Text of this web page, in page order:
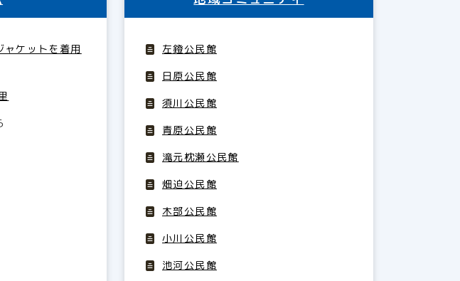
ケットを着用
左鐙公民館
日原公民館
須川公民館
青原公民館
滝元枕瀬公民館
畑迫公民館
木部公民館
小川公民館
池河公民館